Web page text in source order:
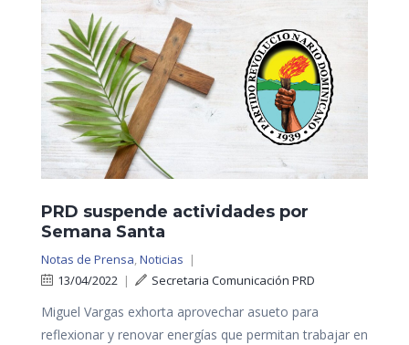
PRD suspende actividades por
Semana Santa
Notas de Prensa,Noticias |
13/04/2022 | Secretaria Comunicación PRD
Miguel Vargas exhorta aprovechar asueto para
reflexionar y renovar energías que permitan trabajar en